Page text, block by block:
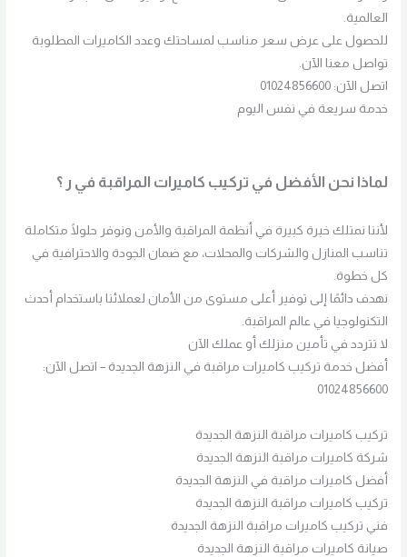
العالمية.
للحصول على عرض سعر مناسب لمساحتك وعدد الكاميرات المطلوبة
تواصل معنا الآن.
اتصل الآن: 01024856600
خدمة سريعة في نفس اليوم
لماذا نحن الأفضل في تركيب كاميرات المراقبة في ر ؟
لأننا نمتلك خبرة كبيرة في أنظمة المراقبة والأمن ونوفر حلولًا متكاملة
تناسب المنازل والشركات والمحلات، مع ضمان الجودة والاحترافية في
كل خطوة.
نهدف دائمًا إلى توفير أعلى مستوى من الأمان لعملائنا باستخدام أحدث
التكنولوجيا في عالم المراقبة.
لا تتردد في تأمين منزلك أو عملك الآن
أفضل خدمة تركيب كاميرات مراقبة في النزهة الجديدة – اتصل الآن:
01024856600
تركيب كاميرات مراقبة النزهة الجديدة
شركة كاميرات مراقبة النزهة الجديدة
أفضل كاميرات مراقبة في النزهة الجديدة
تركيب كاميرات مراقبة النزهة الجديدة
فني تركيب كاميرات مراقبة النزهة الجديدة
صيانة كاميرات مراقبة النزهة الجديدة